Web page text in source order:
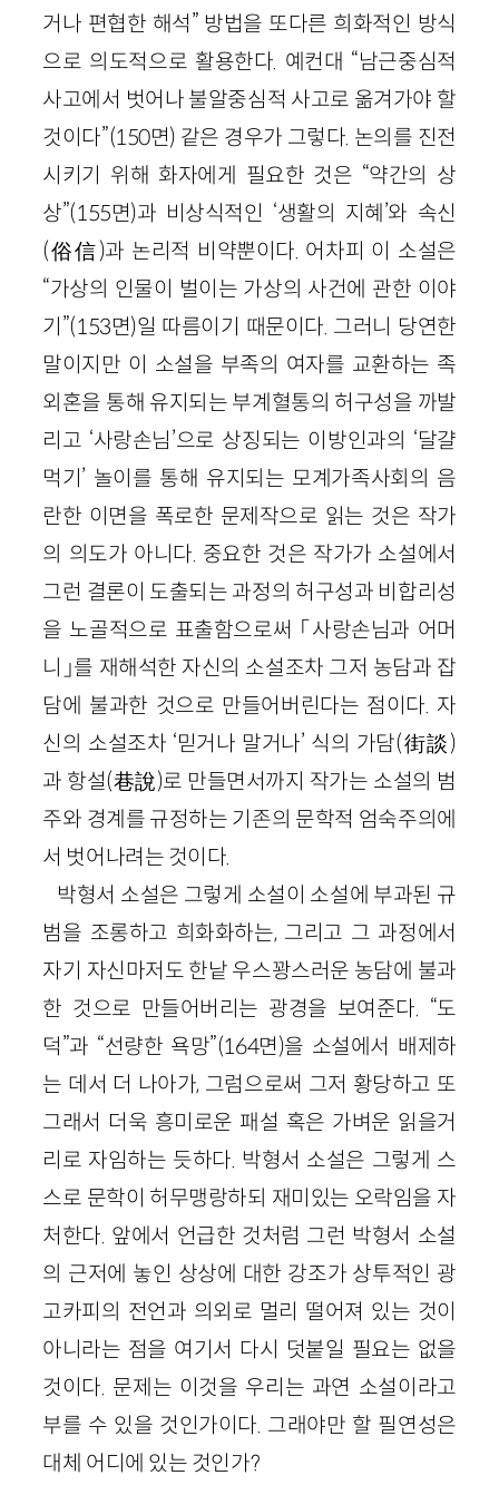
거나 편협한 해석” 방법을 또다른 희화적인 방식
으로 의도적으로 활용한다. 예컨대 “남근중심적
사고에서 벗어나 불알중심적 사고로 옮겨가야 할
것이다”(150면) 같은 경우가 그렇다. 논의를 진전
시키기 위해 화자에게 필요한 것은 “약간의 상
상”(155면)과 비상식적인 ‘생활의 지혜’와 속신
(俗信)과 논리적 비약뿐이다. 어차피 이 소설은
“가상의 인물이 벌이는 가상의 사건에 관한 이야
기”(153면)일 따름이기 때문이다. 그러니 당연한
말이지만 이 소설을 부족의 여자를 교환하는 족
외혼을 통해 유지되는 부계혈통의 허구성을 까발
리고 ‘사랑손님’으로 상징되는 이방인과의 ‘달걀
먹기’ 놀이를 통해 유지되는 모계가족사회의 음
란한 이면을 폭로한 문제작으로 읽는 것은 작가
의 의도가 아니다. 중요한 것은 작가가 소설에서
그런 결론이 도출되는 과정의 허구성과 비합리성
을 노골적으로 표출함으로써 「사랑손님과 어머
니」를 재해석한 자신의 소설조차 그저 농담과 잡
담에 불과한 것으로 만들어버린다는 점이다. 자
신의 소설조차 ‘믿거나 말거나’ 식의 가담(街談)
과 항설(巷說)로 만들면서까지 작가는 소설의 범
주와 경계를 규정하는 기존의 문학적 엄숙주의에
서 벗어나려는 것이다.
박형서 소설은 그렇게 소설이 소설에 부과된 규
범을 조롱하고 희화화하는, 그리고 그 과정에서
자기 자신마저도 한낱 우스꽝스러운 농담에 불과
한 것으로 만들어버리는 광경을 보여준다. “도
덕”과 “선량한 욕망”(164면)을 소설에서 배제하
는 데서 더 나아가, 그럼으로써 그저 황당하고 또
그래서 더욱 흥미로운 패설 혹은 가벼운 읽을거
리로 자임하는 듯하다. 박형서 소설은 그렇게 스
스로 문학이 허무맹랑하되 재미있는 오락임을 자
처한다. 앞에서 언급한 것처럼 그런 박형서 소설
의 근저에 놓인 상상에 대한 강조가 상투적인 광
고카피의 전언과 의외로 멀리 떨어져 있는 것이
아니라는 점을 여기서 다시 덧붙일 필요는 없을
것이다. 문제는 이것을 우리는 과연 소설이라고
부를 수 있을 것인가이다. 그래야만 할 필연성은
대체 어디에 있는 것인가?